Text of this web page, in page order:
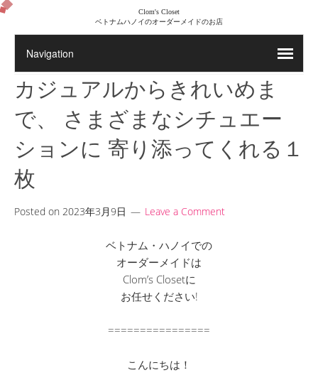
Clom's Closet
ベトナムハノイのオーダーメイドのお店
カジュアルからきれいめま
で、 さまざまなシチュエー
ションに 寄り添ってくれる１
枚
Posted on 2023年3月9日 Leave a Comment
ベトナム・ハノイでの
オーダーメイドは
Clom’s Closetに
お任せください!
================
こんにちは！